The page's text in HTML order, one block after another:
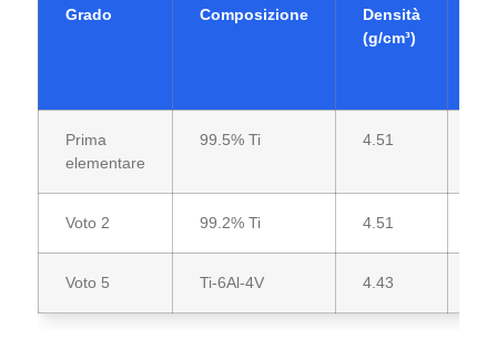
Grado Composizione
Densità
(g/cm³)
Prima
elementare
99.5% Ti 4.51
Voto 2 99.2% Ti 4.51
Voto 5 Ti-6Al-4V 4.43